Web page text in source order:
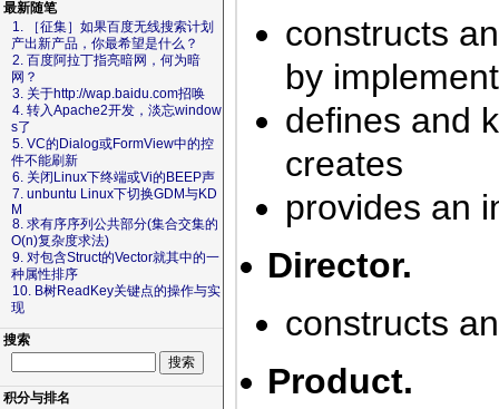
最新随笔
1. ［征集］如果百度无线搜索计划
产出新产品，你最希望是什么？
2. 百度阿拉丁指亮暗网，何为暗
网？
3. 关于http://wap.baidu.com招唤
4. 转入Apache2开发，淡忘window
s了
5. VC的Dialog或FormView中的控
件不能刷新
6. 关闭Linux下终端或Vi的BEEP声
7. unbuntu Linux下切换GDM与KD
M
8. 求有序序列公共部分(集合交集的
O(n)复杂度求法)
9. 对包含Struct的Vector就其中的一
种属性排序
10. B树ReadKey关键点的操作与实
现
搜索
积分与排名
constructs
by
defines and
creates
provides an
Director.
constructs
Product.